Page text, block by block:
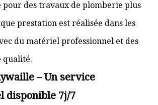
des travaux de plomberie plus
prestation est réalisée dans les
du matériel professionnel et des
qualité.
– Un service
disponible 7j/7